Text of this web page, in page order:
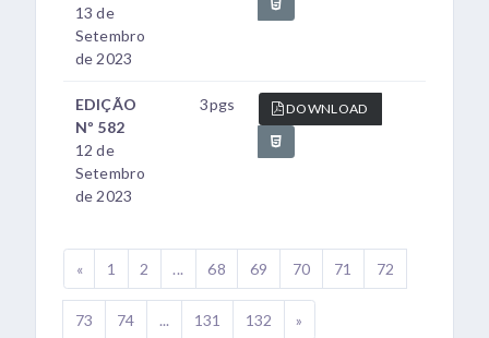
13 de
Setembro
de 2023
EDIÇÃO
Nº 582
12 de
Setembro
de 2023
3pgs DOWNLOAD
« 1 2 ... 68 69 70 71 72
73 74 ... 131 132 »